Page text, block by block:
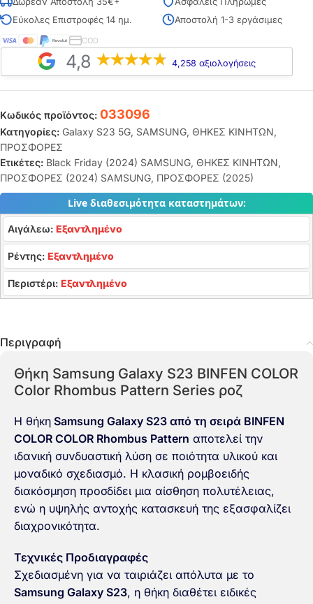
Εύκολες Επιστροφές 14 ημ.
Αποστολή 1-3 εργάσιμες
COD
4,8 4,258 αξιολογήσεις
Κωδικός προϊόντος: 033096
Κατηγορίες: Galaxy S23 5G, SAMSUNG, ΘΗΚΕΣ ΚΙΝΗΤΩΝ,
ΠΡΟΣΦΟΡΕΣ
Ετικέτες: Black Friday (2024) SAMSUNG, ΘΗΚΕΣ ΚΙΝΗΤΩΝ,
ΠΡΟΣΦΟΡΕΣ (2024) SAMSUNG, ΠΡΟΣΦΟΡΕΣ (2025)
Live διαθεσιμότητα καταστημάτων:
Αιγάλεω: Εξαντλημένο
Ρέντης: Εξαντλημένο
Περιστέρι: Εξαντλημένο
Περιγραφή
Θήκη Samsung Galaxy S23 BINFEN COLOR
Color Rhombus Pattern Series ροζ
Η θήκη Samsung Galaxy S23 από τη σειρά BINFEN
COLOR COLOR Rhombus Pattern αποτελεί την
ιδανική συνδυαστική λύση σε ποιότητα υλικού και
μοναδικό σχεδιασμό. Η κλασική ρομβοειδής
διακόσμηση προσδίδει μια αίσθηση πολυτέλειας,
ενώ η υψηλής αντοχής κατασκευή της εξασφαλίζει
διαχρονικότητα.
Τεχνικές Προδιαγραφές
Σχεδιασμένη για να ταιριάζει απόλυτα με το
Samsung Galaxy S23, η θήκη διαθέτει ειδικές